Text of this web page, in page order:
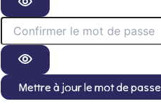
Mettre à jour le mot de passe